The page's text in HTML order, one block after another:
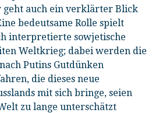
geht auch ein verklärter Blick
bedeutsame Rolle spielt
interpretierte sowjetische
Weltkrieg; dabei werden die
Putins Gutdünken
die dieses neue
mit sich bringe, seien
zu lange unterschätzt